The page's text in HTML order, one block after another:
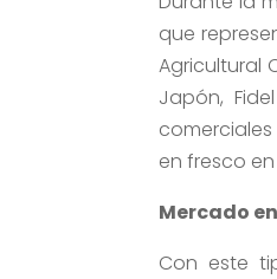
que
Agricultural
Japón,
en fresco
Mercado
Con este